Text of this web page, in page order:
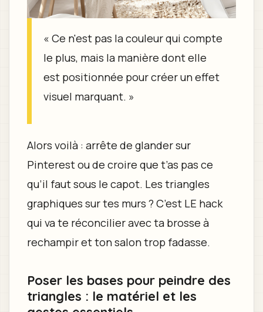
« Ce n'est pas la couleur qui compte
le plus, mais la manière dont elle
est positionnée pour créer un effet
visuel marquant. »
Alors voilà : arrête de glander sur
Pinterest ou de croire que t’as pas ce
qu’il faut sous le capot. Les triangles
graphiques sur tes murs ? C’est LE hack
qui va te réconcilier avec ta brosse à
rechampir et ton salon trop fadasse.
Poser les bases pour peindre des
triangles : le matériel et les